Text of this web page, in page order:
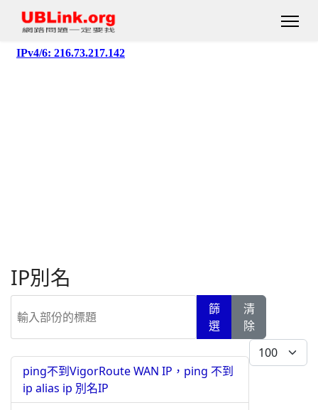
IP別名
篩
選
清
除
每頁顯示條數
ping不到VigorRoute WAN IP，ping 不到
ip alias ip 別名IP